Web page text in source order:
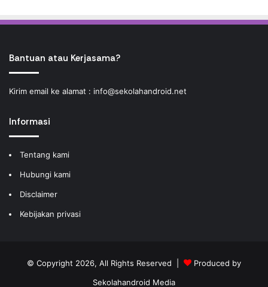
Bantuan atau Kerjasama?
Kirim email ke alamat : info@sekolahandroid.net
Informasi
Tentang kami
Hubungi kami
Disclaimer
Kebijakan privasi
© Copyright 2026, All Rights Reserved |
Produced by
Sekolahandroid Media